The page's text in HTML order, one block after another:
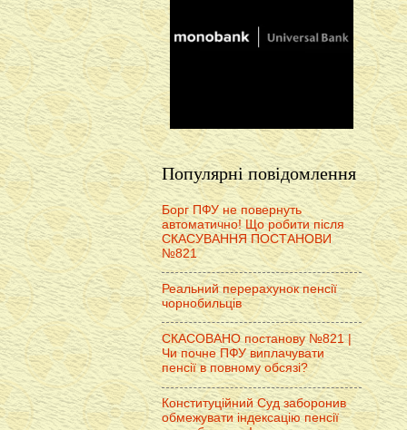
Популярні повідомлення
Борг ПФУ не повернуть
автоматично! Що робити після
СКАСУВАННЯ ПОСТАНОВИ
№821
Реальний перерахунок пенсії
чорнобильців
СКАСОВАНО постанову №821 |
Чи почне ПФУ виплачувати
пенсії в повному обсязі?
Конституційний Суд заборонив
обмежувати індексацію пенсії